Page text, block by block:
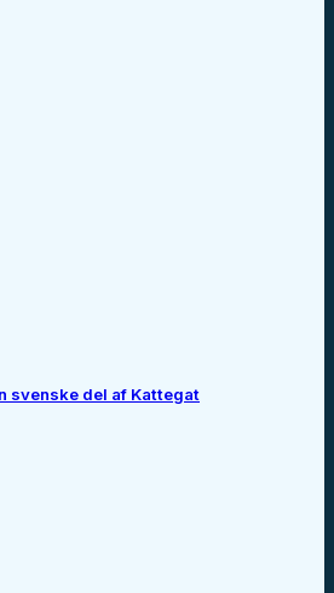
svenske del af Kattegat